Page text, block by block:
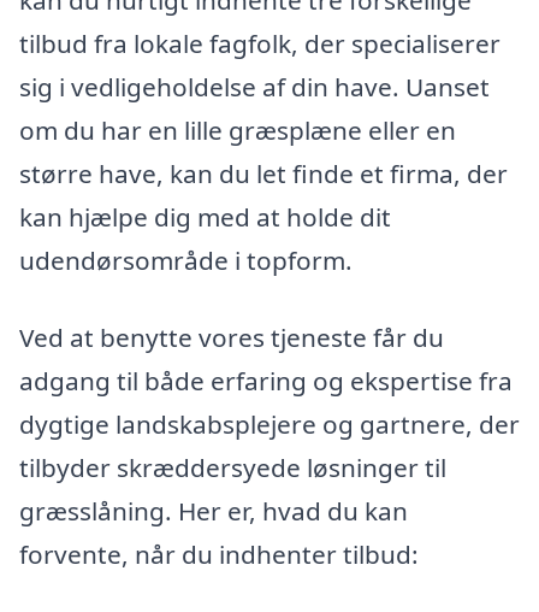
tilbud fra lokale fagfolk, der specialiserer
sig i vedligeholdelse af din have. Uanset
om du har en lille græsplæne eller en
større have, kan du let finde et firma, der
kan hjælpe dig med at holde dit
udendørsområde i topform.
Ved at benytte vores tjeneste får du
adgang til både erfaring og ekspertise fra
dygtige landskabsplejere og gartnere, der
tilbyder skræddersyede løsninger til
græsslåning. Her er, hvad du kan
forvente, når du indhenter tilbud: